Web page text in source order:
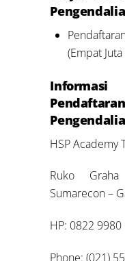
(Empat
Pendaftaran
HSP Academy
Ruko
Sumarecon –
HP: 0822
Phone: (021)